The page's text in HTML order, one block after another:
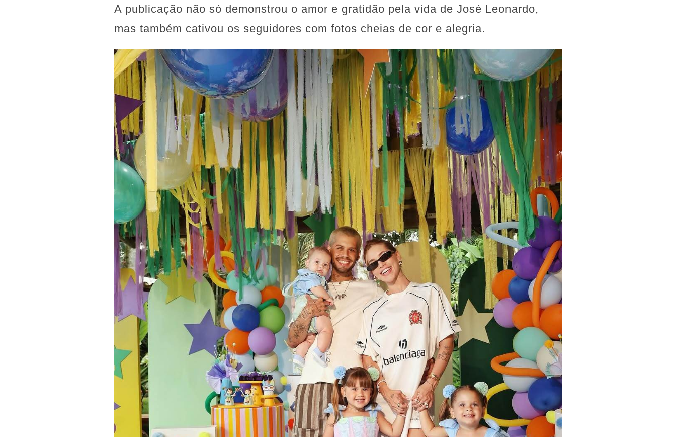
A publicação não só demonstrou o amor e gratidão pela vida de José Leonardo,
mas também cativou os seguidores com fotos cheias de cor e alegria.